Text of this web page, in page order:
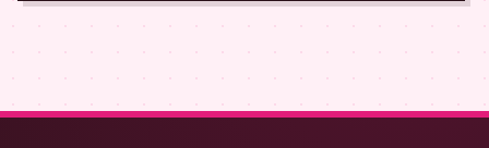
症状・内容から